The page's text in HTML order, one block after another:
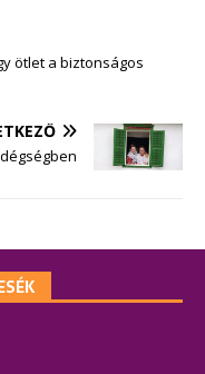
ötlet a biztonságos